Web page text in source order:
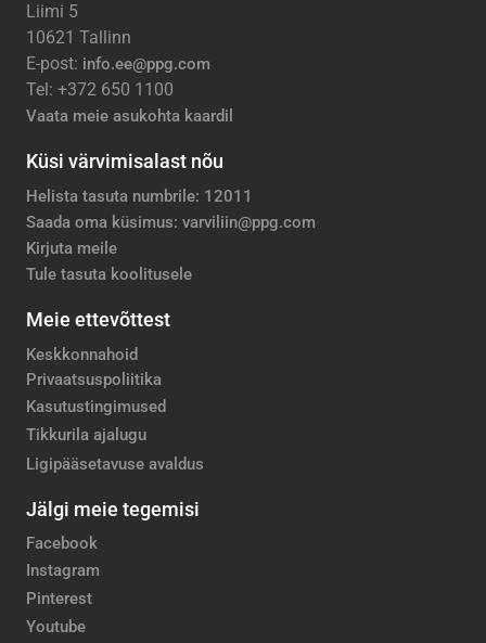
Liimi 5
10621 Tallinn
E-post: info.ee@ppg.com
Tel: +372 650 1100
Vaata meie asukohta kaardil
Küsi värvimisalast nõu
Helista tasuta numbrile: 12011
Saada oma küsimus: varviliin@ppg.com
Kirjuta meile
Tule tasuta koolitusele
Meie ettevõttest
Keskkonnahoid
Privaatsuspoliitika
Kasutustingimused
Tikkurila ajalugu
Ligipääsetavuse avaldus
Jälgi meie tegemisi
Facebook
Instagram
Pinterest
Youtube